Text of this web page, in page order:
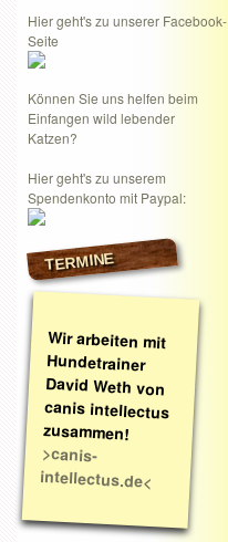
Hier geht's zu unserer Facebook-
Seite
Können Sie uns helfen beim
Einfangen wild lebender
Katzen?
Hier geht's zu unserem
Spendenkonto mit Paypal:
TERMINE
Wir arbeiten mit
Hundetrainer
David Weth von
canis intellectus
zusammen!
>canis-
intellectus.de<